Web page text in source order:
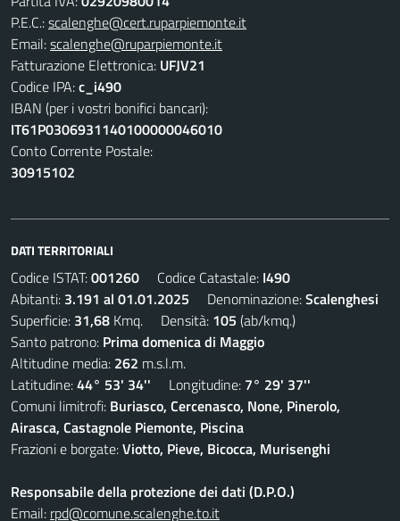
P.E.C.:scalenghe@cert.ruparpiemonte.it
Email:scalenghe@ruparpiemonte.it
Fatturazione Elettronica: UFJV21
Codice IPA:c_i490
IBAN (per i vostri bonifici bancari):
IT61P0306931140100000046010
Conto Corrente Postale:
30915102
DATI TERRITORIALI
Codice ISTAT:001260 Codice Catastale: I490
Abitanti: 3.191 al 01.01.2025 Denominazione:Scalenghesi
Superficie: 31,68 Kmq. Densità: 105 (ab/kmq.)
Santo patrono: Prima domenica di Maggio
Altitudine media: 262 m.s.l.m.
Latitudine:44° 53' 34'' Longitudine: 7° 29' 37''
Comuni limitrofi: Buriasco, Cercenasco, None, Pinerolo,
Airasca, Castagnole Piemonte, Piscina
Frazioni e borgate:Viotto, Pieve, Bicocca, Murisenghi
Responsabile della protezione dei dati (D.P.O.)
Email: rpd@comune.scalenghe.to.it